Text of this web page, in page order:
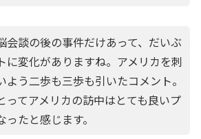
会談の後の事件だけあって、だいぶ
に変化がありますね。アメリカを刺
よう二歩も三歩も引いたコメント。
ってアメリカの訪中はとても良いプ
ったと感じます。